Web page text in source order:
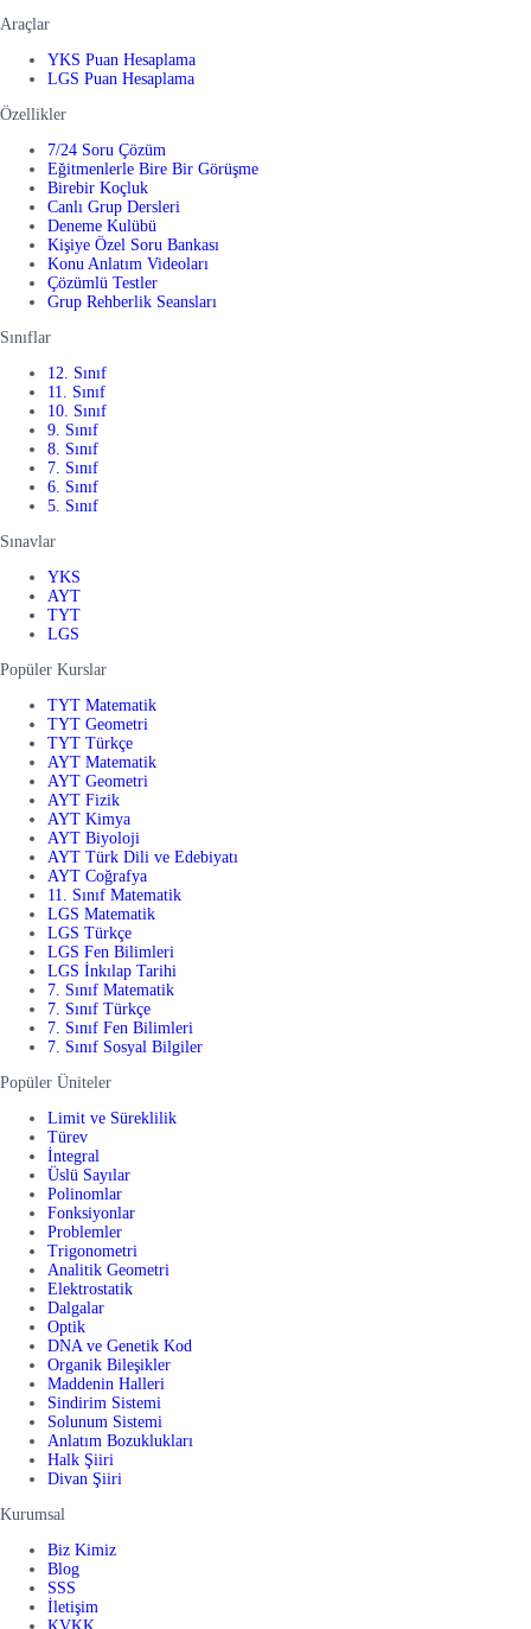
Araçlar
YKS Puan Hesaplama
LGS Puan Hesaplama
Özellikler
7/24 Soru Çözüm
Eğitmenlerle Bire Bir Görüşme
Birebir Koçluk
Canlı Grup Dersleri
Deneme Kulübü
Kişiye Özel Soru Bankası
Konu Anlatım Videoları
Çözümlü Testler
Grup Rehberlik Seansları
Sınıflar
12. Sınıf
11. Sınıf
10. Sınıf
9. Sınıf
8. Sınıf
7. Sınıf
6. Sınıf
5. Sınıf
Sınavlar
YKS
AYT
TYT
LGS
Popüler Kurslar
TYT Matematik
TYT Geometri
TYT Türkçe
AYT Matematik
AYT Geometri
AYT Fizik
AYT Kimya
AYT Biyoloji
AYT Türk Dili ve Edebiyatı
AYT Coğrafya
11. Sınıf Matematik
LGS Matematik
LGS Türkçe
LGS Fen Bilimleri
LGS İnkılap Tarihi
7. Sınıf Matematik
7. Sınıf Türkçe
7. Sınıf Fen Bilimleri
7. Sınıf Sosyal Bilgiler
Popüler Üniteler
Limit ve Süreklilik
Türev
İntegral
Üslü Sayılar
Polinomlar
Fonksiyonlar
Problemler
Trigonometri
Analitik Geometri
Elektrostatik
Dalgalar
Optik
DNA ve Genetik Kod
Organik Bileşikler
Maddenin Halleri
Sindirim Sistemi
Solunum Sistemi
Anlatım Bozuklukları
Halk Şiiri
Divan Şiiri
Kurumsal
Biz Kimiz
Blog
SSS
İletişim